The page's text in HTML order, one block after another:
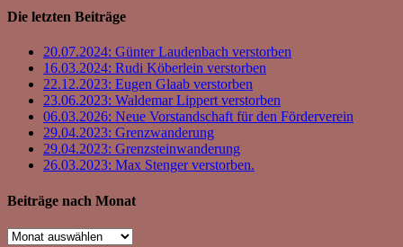
Die letzten Beiträge
20.07.2024: Günter Laudenbach verstorben
16.03.2024: Rudi Köberlein verstorben
22.12.2023: Eugen Glaab verstorben
23.06.2023: Waldemar Lippert verstorben
06.03.2026: Neue Vorstandschaft für den Förderverein
29.04.2023: Grenzwanderung
29.04.2023: Grenzsteinwanderung
26.03.2023: Max Stenger verstorben.
Beiträge nach Monat
Beiträge